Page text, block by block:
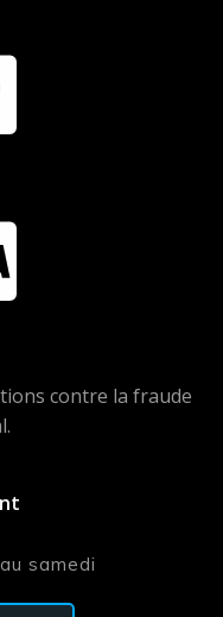
contre la fraude
samedi